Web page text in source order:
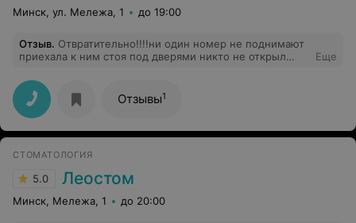
Минск, ул. Мележа, 1 до 19:00
Отзыв. Отвратительно!!!!ни один номер не поднимают
приехала к ним стоя под дверями никто не открыл
Еще
Отзывы1
СТОМАТОЛОГИЯ
5.0 Леостом
Минск, Мележа, 1 до 20:00